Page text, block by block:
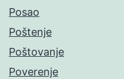
Posao
Poštenje
Poštovanje
Poverenje